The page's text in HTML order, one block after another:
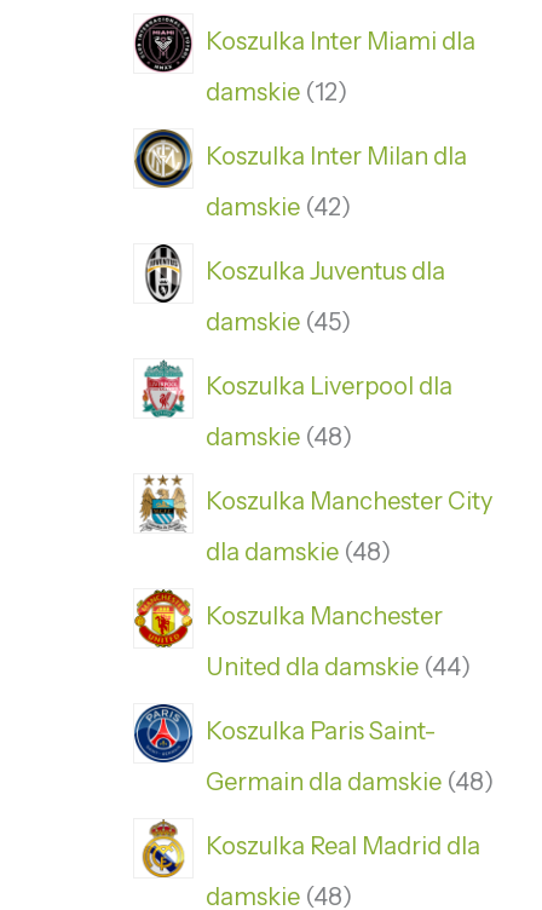
Koszulka Inter Miami dla
damskie 12
Koszulka Inter Milan dla
damskie 42
Koszulka Juventus dla
damskie 45
Koszulka Liverpool dla
damskie 48
Koszulka Manchester City
dla damskie 48
Koszulka Manchester
United dla damskie 44
Koszulka Paris Saint-
Germain dla damskie 48
Koszulka Real Madrid dla
damskie 48